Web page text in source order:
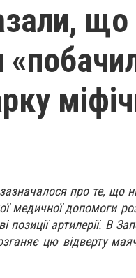
що
про те, що
медичної допомоги
артилерії. В
цю відверту